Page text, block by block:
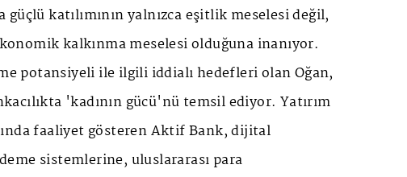
güçlü katılımının yalnızca eşitlik meselesi değil,
kalkınma meselesi olduğuna inanıyor.
potansiyeli ile ilgili iddialı hedefleri olan Oğan,
'kadının gücü'nü temsil ediyor. Yatırım
faaliyet gösteren Aktif Bank, dijital
sistemlerine, uluslararası para